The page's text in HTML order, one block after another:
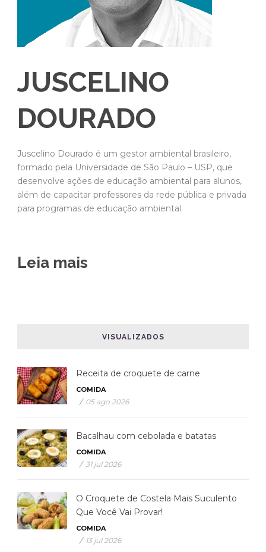
JUSCELINO
DOURADO
Juscelino Dourado é um gestor ambiental brasileiro,
formado pela Universidade de São Paulo – USP, que
desenvolve ações de educação ambiental para alunos,
além de capacitar professores da rede pública e privada
para programas de educação ambiental.
Leia mais
VISUALIZADOS
Receita de croquete de carne
COMIDA
/ 05 ago 2026
Bacalhau com cebolada e batatas
COMIDA
/ 31 jul 2026
O Croquete de Costela Mais Suculento
Que Você Vai Provar!
COMIDA
/ 13 jul 2026